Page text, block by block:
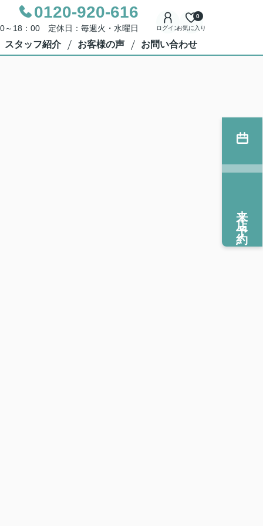
0120-920-616
～18：00 定休日：毎週火・水曜日 ログインお気に入り
0
スタッフ紹介 お客様の声 お問い合わせ
来店予約